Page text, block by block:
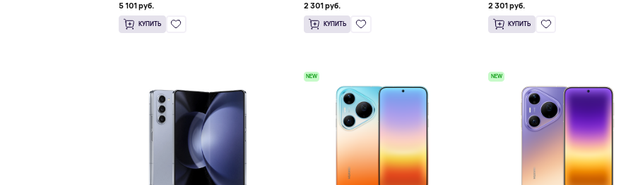
5 101 руб.
КУПИТЬ
2 301 руб.
КУПИТЬ
2 301 руб.
КУПИТЬ
NEW NEW